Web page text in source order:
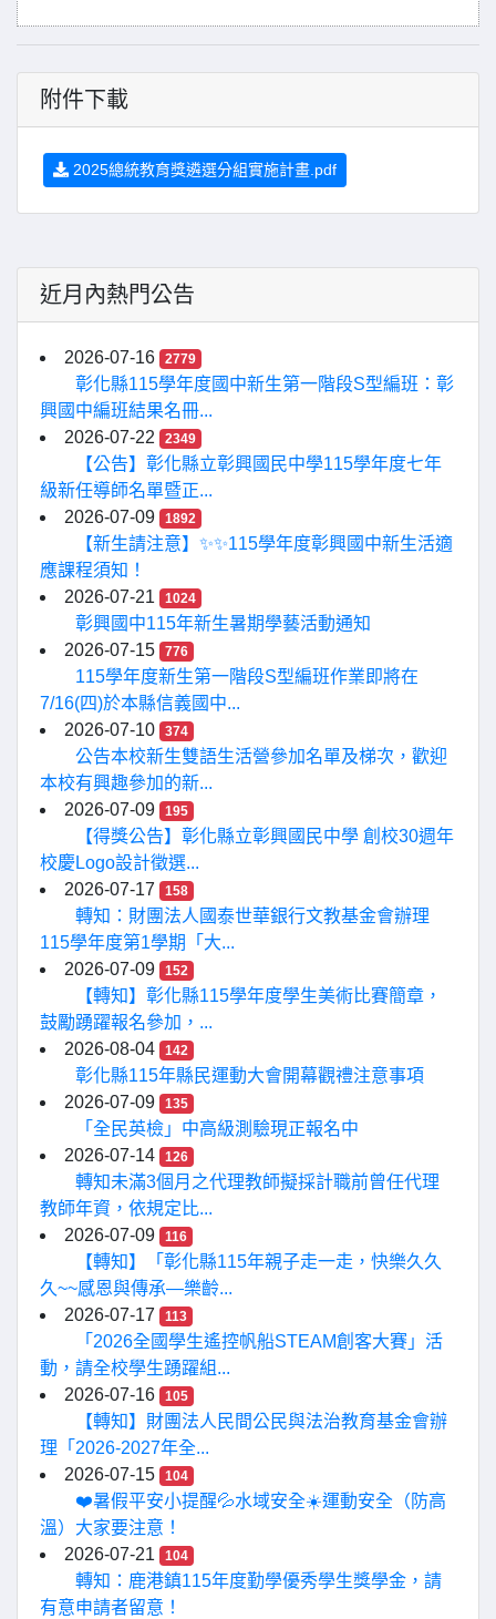
附件下載
2025總統教育獎遴選分組實施計畫.pdf
近月內熱門公告
2026-07-16 2779
彰化縣115學年度國中新生第一階段S型編班：彰
興國中編班結果名冊...
2026-07-22
2349
【公告】彰化縣立彰興國民中學115學年度七年
級新任導師名單暨正...
2026-07-09
1892
【新生請注意】✨✨115學年度彰興國中新生活適
應課程須知！
2026-07-21
1024
彰興國中115年新生暑期學藝活動通知
2026-07-15
776
115學年度新生第一階段S型編班作業即將在
7/16(四)於本縣信義國中...
2026-07-10
374
公告本校新生雙語生活營參加名單及梯次，歡迎
本校有興趣參加的新...
2026-07-09
195
【得獎公告】彰化縣立彰興國民中學 創校30週年
校慶Logo設計徵選...
2026-07-17
158
轉知：財團法人國泰世華銀行文教基金會辦理
115學年度第1學期「大...
2026-07-09
152
【轉知】彰化縣115學年度學生美術比賽簡章，
鼓勵踴躍報名參加，...
2026-08-04
142
彰化縣115年縣民運動大會開幕觀禮注意事項
2026-07-09
135
「全民英檢」中高級測驗現正報名中
2026-07-14
126
轉知未滿3個月之代理教師擬採計職前曾任代理
教師年資，依規定比...
2026-07-09
116
【轉知】「彰化縣115年親子走一走，快樂久久
久~~感恩與傳承—樂齡...
2026-07-17
113
「2026全國學生遙控帆船STEAM創客大賽」活
動，請全校學生踴躍組...
2026-07-16
105
【轉知】財團法人民間公民與法治教育基金會辦
理「2026-2027年全...
2026-07-15
104
❤️暑假平安小提醒💦水域安全☀️運動安全（防高
溫）大家要注意！
2026-07-21
104
轉知：鹿港鎮115年度勤學優秀學生獎學金，請
有意申請者留意！